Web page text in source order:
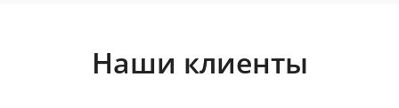
Наши клиенты